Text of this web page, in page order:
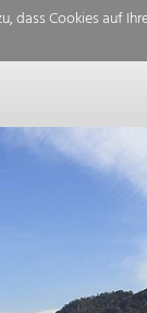
dass Cookies auf